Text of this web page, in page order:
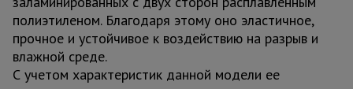
полиэтиленом. Благодаря этому оно эластичное,
прочное и устойчивое к воздействию на разрыв и
влажной среде.
С учетом характеристик данной модели ее